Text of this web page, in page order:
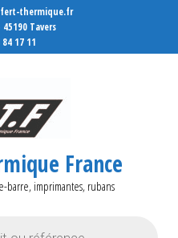
thermique.fr
Tavers
17 11
France
barre, imprimantes, rubans